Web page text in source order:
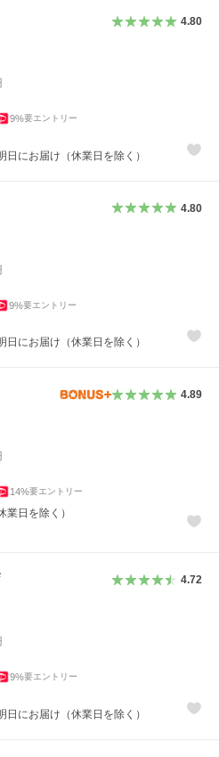
4.80
9%要エントリー
日にお届け（休業日を除く）
4.80
9%要エントリー
日にお届け（休業日を除く）
4.89
14%要エントリー
業日を除く）
4.72
9%要エントリー
日にお届け（休業日を除く）